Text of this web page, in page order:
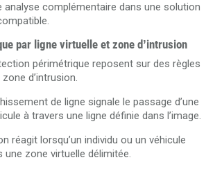
analyse complémentaire dans une solution
par ligne virtuelle et zone d’intrusion
périmétrique reposent sur des règles
d’intrusion.
de ligne signale le passage d’une
à travers une ligne définie dans l’image.
réagit lorsqu’un individu ou un véhicule
zone virtuelle délimitée.